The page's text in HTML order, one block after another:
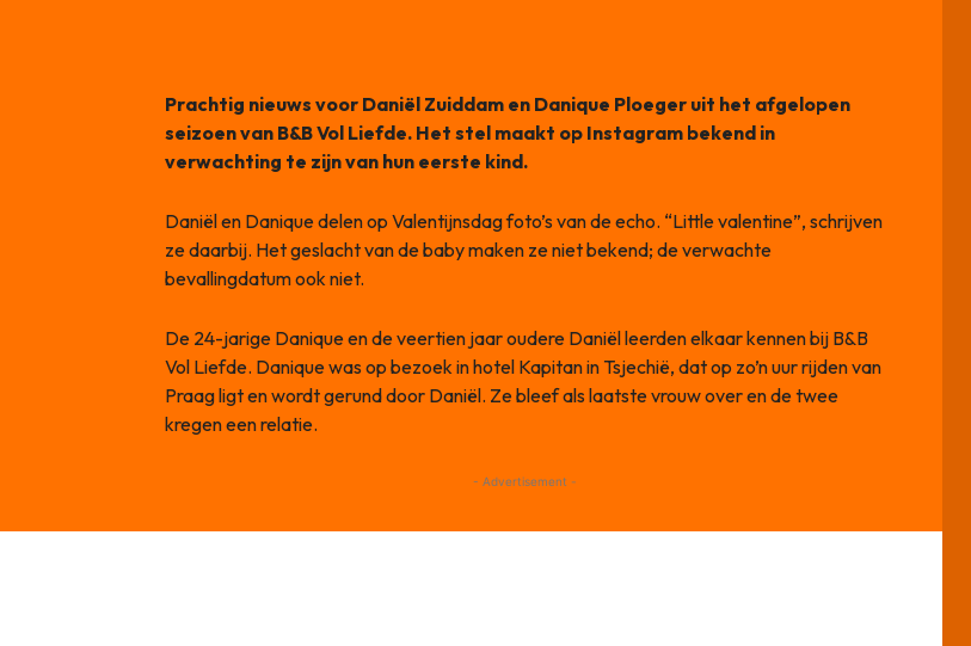
Prachtig nieuws voor Daniël Zuiddam en Danique Ploeger uit het afgelopen
seizoen van B&B Vol Liefde. Het stel maakt op Instagram bekend in
verwachting te zijn van hun eerste kind.
Daniël en Danique delen op Valentijnsdag foto’s van de echo. “Little valentine”, schrijven
ze daarbij. Het geslacht van de baby maken ze niet bekend; de verwachte
bevallingdatum ook niet.
De 24-jarige Danique en de veertien jaar oudere Daniël leerden elkaar kennen bij B&B
Vol Liefde. Danique was op bezoek in hotel Kapitan in Tsjechië, dat op zo’n uur rijden van
Praag ligt en wordt gerund door Daniël. Ze bleef als laatste vrouw over en de twee
kregen een relatie.
- Advertisement -